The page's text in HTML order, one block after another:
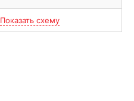
Показать схему